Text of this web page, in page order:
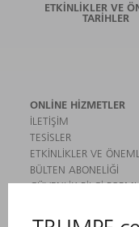
ETKINLIKLER VE
TARIHLER
ONLINE HIZMETLER
İLETIŞIM
TESISLER
ETKINLIKLER VE
BÜLTEN ABONELIĞI
GÜVENLIK BILGI
MAKINALAR VE